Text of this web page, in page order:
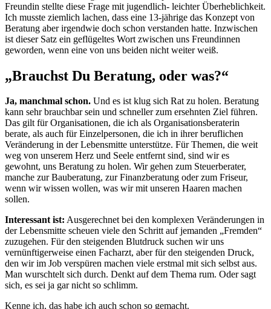
Freundin stellte diese Frage mit jugendlich- leichter Überheblichkeit.
Ich musste ziemlich lachen, dass eine 13-jährige das Konzept von
Beratung aber irgendwie doch schon verstanden hatte. Inzwischen
ist dieser Satz ein geflügeltes Wort zwischen uns Freundinnen
geworden, wenn eine von uns beiden nicht weiter weiß.
„Brauchst Du Beratung, oder was?“
Ja, manchmal schon. Und es ist klug sich Rat zu holen. Beratung
kann sehr brauchbar sein und schneller zum ersehnten Ziel führen.
Das gilt für Organisationen, die ich als Organisationsberaterin
berate, als auch für Einzelpersonen, die ich in ihrer beruflichen
Veränderung in der Lebensmitte unterstütze. Für Themen, die weit
weg von unserem Herz und Seele entfernt sind, sind wir es
gewohnt, uns Beratung zu holen. Wir gehen zum Steuerberater,
manche zur Bauberatung, zur Finanzberatung oder zum Friseur,
wenn wir wissen wollen, was wir mit unseren Haaren machen
sollen.
Interessant ist: Ausgerechnet bei den komplexen Veränderungen in
der Lebensmitte scheuen viele den Schritt auf jemanden „Fremden“
zuzugehen. Für den steigenden Blutdruck suchen wir uns
vernünftigerweise einen Facharzt, aber für den steigenden Druck,
den wir im Job verspüren machen viele erstmal mit sich selbst aus.
Man wurschtelt sich durch. Denkt auf dem Thema rum. Oder sagt
sich, es sei ja gar nicht so schlimm.
Kenne ich, das habe ich auch schon so gemacht.